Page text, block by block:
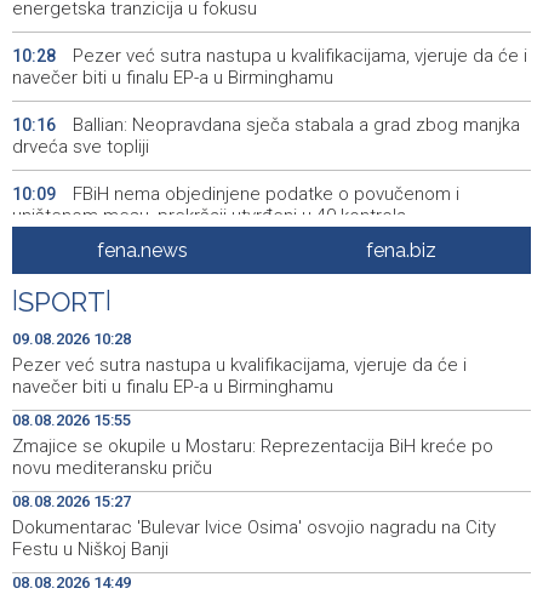
energetska tranzicija u fokusu
10:28
Pezer već sutra nastupa u kvalifikacijama, vjeruje da će i
navečer biti u finalu EP-a u Birminghamu
10:16
Ballian: Neopravdana sječa stabala a grad zbog manjka
drveća sve topliji
10:09
FBiH nema objedinjene podatke o povučenom i
uništenom mesu, prekršaji utvrđeni u 40 kontrola
Marija Šerifović pred više hiljada posjetitelja na Piroti
zatvorila 'Dane dijaspore 2026' u Travniku
09:28
Kušljugić: Sprječavanje dehidracije i pregrijavanja ključni
za očuvanje zdravlja srca tokom vrućina
U jami 'Raspotočje' petu noć prenoćilo devet zeničkih
rudara
09:20
Gosti iz regiona okupirali Jahorinu, mnogi zbog popusta
umjesto mora izabrali planinu
09:17
Požar kod Konjica lokaliziran, vatrogasci i dalje na
terenu
fena.news fena.biz
SPORT
09.08.2026 10:28
Pezer već sutra nastupa u kvalifikacijama, vjeruje da će i
navečer biti u finalu EP-a u Birminghamu
08.08.2026 15:55
Zmajice se okupile u Mostaru: Reprezentacija BiH kreće po
novu mediteransku priču
08.08.2026 15:27
Dokumentarac 'Bulevar Ivice Osima' osvojio nagradu na City
Festu u Niškoj Banji
08.08.2026 14:49